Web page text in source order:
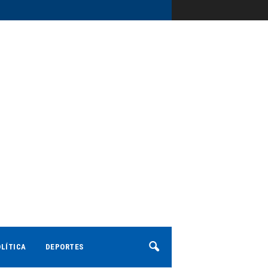
DEPORTES